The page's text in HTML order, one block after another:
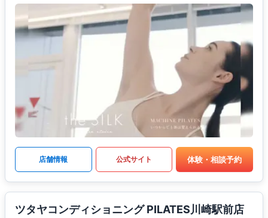
店舗情報 公式サイト 体験・相談予約
ツタヤコンディショニング PILATES川崎駅前店